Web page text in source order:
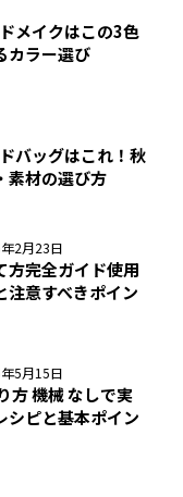
メイクはこの3色
カラー選び
バッグはこれ！秋
素材の選び方
2月23日
方完全ガイド使用
注意すべきポイン
5月15日
方 機械 なしで実
シピと基本ポイン